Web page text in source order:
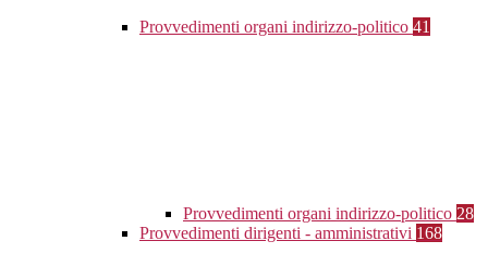
Provvedimenti organi indirizzo-politico 41
Provvedimenti organi indirizzo-politico 28
Provvedimenti dirigenti - amministrativi 168